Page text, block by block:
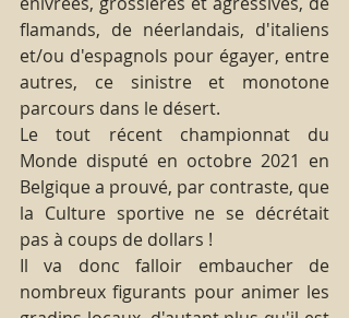
flamands, de néerlandais, d'italiens
et/ou d'espagnols pour égayer, entre
autres, ce sinistre et monotone
parcours dans le désert.
Le tout récent championnat du
Monde disputé en octobre 2021 en
Belgique a prouvé, par contraste, que
la Culture sportive ne se décrétait
pas à coups de dollars !
Il va donc falloir embaucher de
nombreux figurants pour animer les